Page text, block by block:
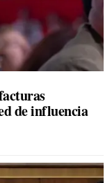
de influencia